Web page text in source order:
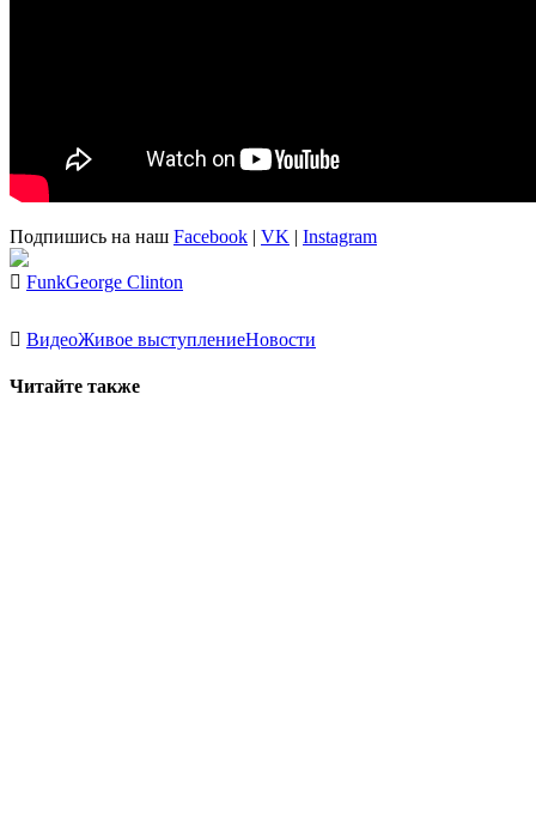
Подпишись на наш Facebook | VK | Instagram
FunkGeorge Clinton
ВидеоЖивое выступлениеНовости
Читайте также